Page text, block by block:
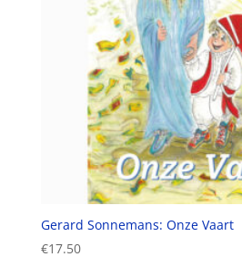
Gerard Sonnemans: Onze Vaart
€17.50